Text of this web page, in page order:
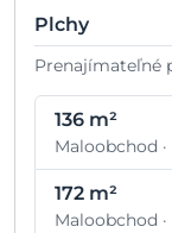
Plchy
Prenajímateľné
136 m²
Maloobchod
172 m²
Maloobchod